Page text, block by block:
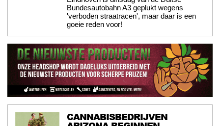
Bundesautobahn A3 geplukt wegens
'verboden straatracen', maar daar is een
goeie reden voor!
CANNABISBEDRIJVEN